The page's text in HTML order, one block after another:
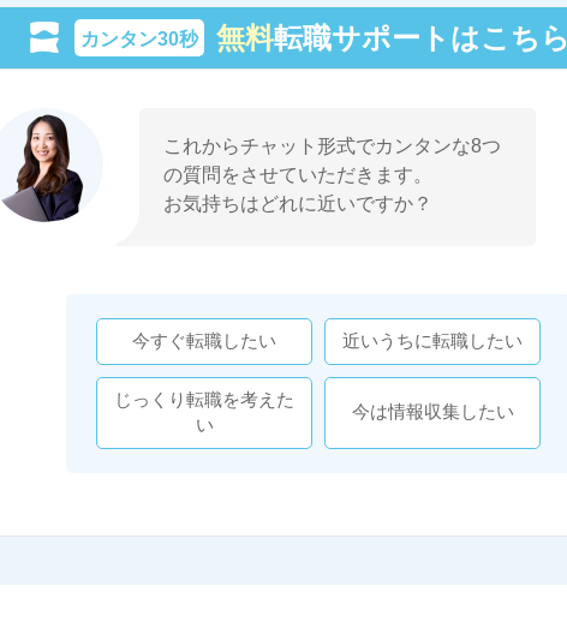
カンタン30秒 無料転職サポートはこちら
これからチャット形式でカンタンな8つ
の質問をさせていただきます。
お気持ちはどれに近いですか？
今すぐ転職したい 近いうちに転職したい
じっくり転職を考えた
い
今は情報収集したい